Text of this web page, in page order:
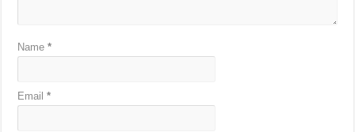
Name*
Email*